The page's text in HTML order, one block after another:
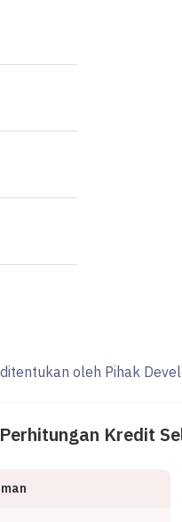
oleh Pihak
Kredit